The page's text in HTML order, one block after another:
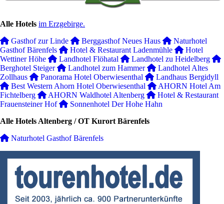
Alle Hotels im Erzgebirge.
Gasthof zur Linde
Berggasthof Neues Haus
Naturhotel
Gasthof Bärenfels
Hotel & Restaurant Ladenmühle
Hotel
Wettiner Höhe
Landhotel Flöhatal
Landhotel zu Heidelberg
Berghotel Steiger
Landhotel zum Hammer
Landhotel Altes
Zollhaus
Panorama Hotel Oberwiesenthal
Landhaus Bergidyll
Best Western Ahorn Hotel Oberwiesenthal
AHORN Hotel Am
Fichtelberg
AHORN Waldhotel Altenberg
Hotel & Restaurant
Frauensteiner Hof
Sonnenhotel Der Hohe Hahn
Alle Hotels Altenberg / OT Kurort Bärenfels
Naturhotel Gasthof Bärenfels